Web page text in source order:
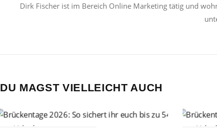
Dirk Fischer ist im Bereich Online Marketing tätig und
DU MAGST VIELLEICHT AUCH